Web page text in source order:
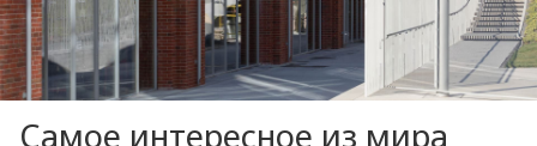
Самое интересное из мира